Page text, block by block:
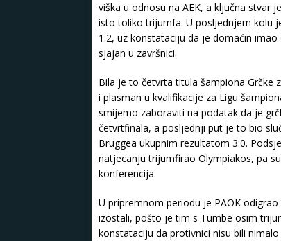
viška u odnosu na AEK, a ključna stvar
isto toliko trijumfa. U posljednjem kolu
1:2, uz konstataciju da je domaćin
sjajan u završnici.
Bila je to četvrta titula šampiona Grčke
i plasman u kvalifikacije za Ligu
smijemo zaboraviti na podatak da je
četvrtfinala, a posljednji put je to bio
Bruggea ukupnim rezultatom 3:0.
natjecanju trijumfirao Olympiakos, pa
konferencija.
U pripremnom periodu je PAOK
izostali, pošto je tim s Tumbe osim
konstataciju da protivnici nisu bili